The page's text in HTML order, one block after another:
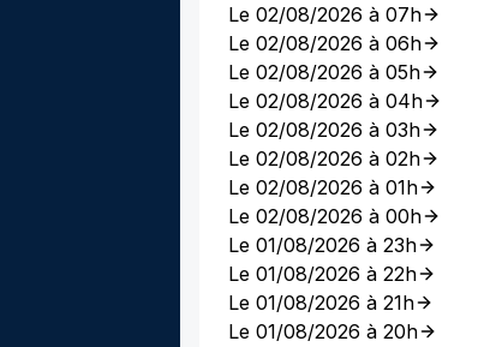
Le 02/08/2026 à 07h
Le 02/08/2026 à 06h
Le 02/08/2026 à 05h
Le 02/08/2026 à 04h
Le 02/08/2026 à 03h
Le 02/08/2026 à 02h
Le 02/08/2026 à 01h
Le 02/08/2026 à 00h
Le 01/08/2026 à 23h
Le 01/08/2026 à 22h
Le 01/08/2026 à 21h
Le 01/08/2026 à 20h